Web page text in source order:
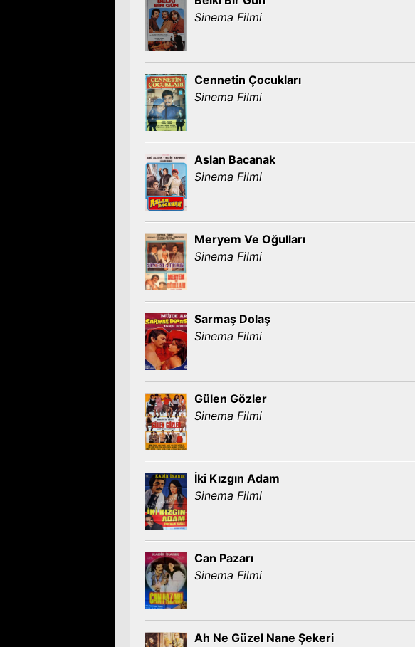
Sinema Filmi
Cennetin Çocukları
Sinema Filmi
Aslan Bacanak
Sinema Filmi
Meryem Ve Oğulları
Sinema Filmi
Sarmaş Dolaş
Sinema Filmi
Gülen Gözler
Sinema Filmi
İki Kızgın Adam
Sinema Filmi
Can Pazarı
Sinema Filmi
Ah Ne Güzel Nane Şekeri